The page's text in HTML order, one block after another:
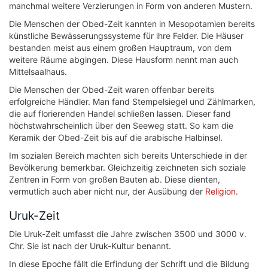
manchmal weitere Verzierungen in Form von anderen Mustern.
Die Menschen der Obed-Zeit kannten in Mesopotamien bereits
künstliche Bewässerungssysteme für ihre Felder. Die Häuser
bestanden meist aus einem großen Hauptraum, von dem
weitere Räume abgingen. Diese Hausform nennt man auch
Mittelsaalhaus.
Die Menschen der Obed-Zeit waren offenbar bereits
erfolgreiche Händler. Man fand Stempelsiegel und Zählmarken,
die auf florierenden Handel schließen lassen. Dieser fand
höchstwahrscheinlich über den Seeweg statt. So kam die
Keramik der Obed-Zeit bis auf die arabische Halbinsel.
Im sozialen Bereich machten sich bereits Unterschiede in der
Bevölkerung bemerkbar. Gleichzeitig zeichneten sich soziale
Zentren in Form von großen Bauten ab. Diese dienten,
vermutlich auch aber nicht nur, der Ausübung der Religion.
Uruk-Zeit
Die Uruk-Zeit umfasst die Jahre zwischen 3500 und 3000 v.
Chr. Sie ist nach der Uruk-Kultur benannt.
In diese Epoche fällt die Erfindung der Schrift und die Bildung